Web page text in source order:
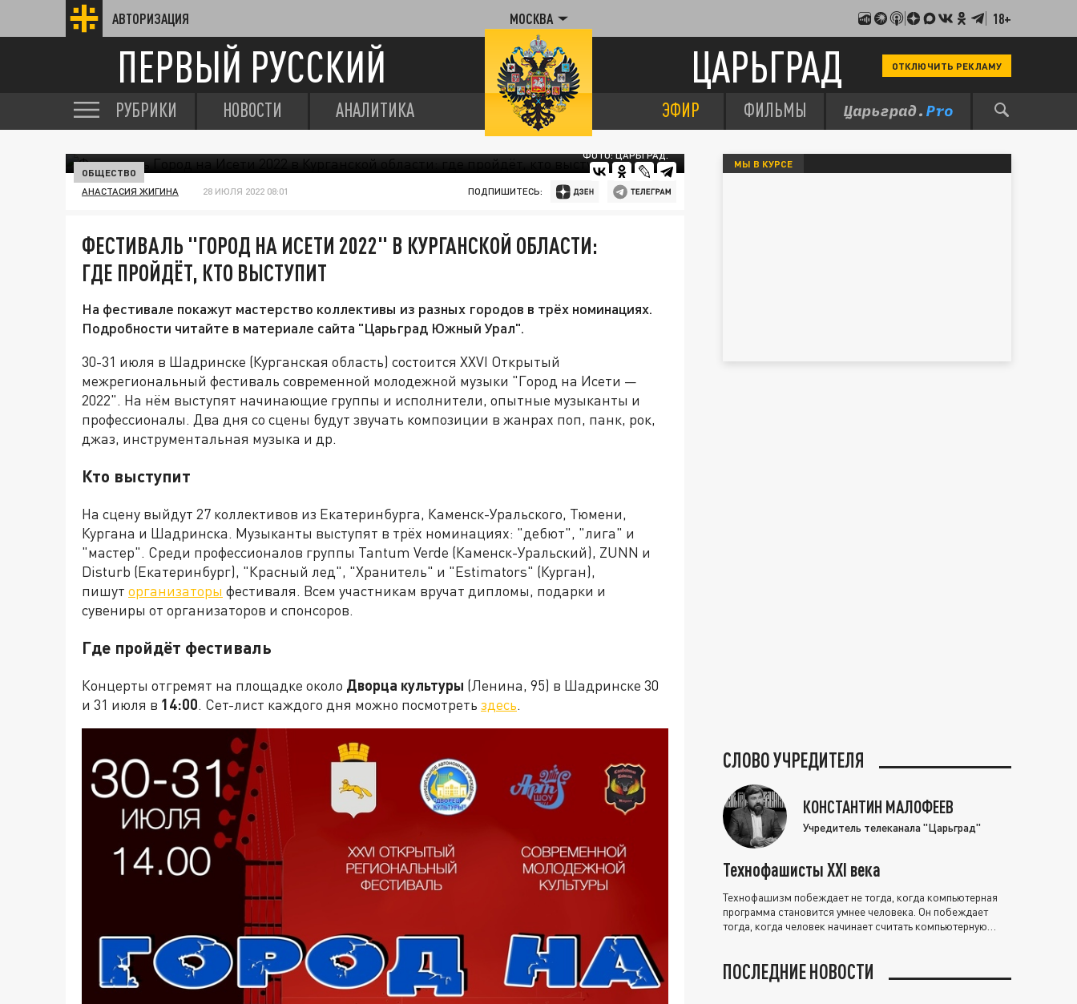
АВТОРИЗАЦИЯ МОСКВА 18+
ПЕРВЫЙ РУССКИЙ ЦАРЬГРАД ОТКЛЮЧИТЬ РЕКЛАМУ
РУБРИКИ НОВОСТИ АНАЛИТИКА ЭФИР ФИЛЬМЫ
ФОТО: ЦАРЬГРАД.
ОБЩЕСТВО
АНАСТАСИЯ ЖИГИНА 28 ИЮЛЯ 2022 08:01 ПОДПИШИТЕСЬ:
ФЕСТИВАЛЬ "ГОРОД НА ИСЕТИ 2022" В КУРГАНСКОЙ ОБЛАСТИ:
ГДЕ ПРОЙДЁТ, КТО ВЫСТУПИТ
На фестивале покажут мастерство коллективы из разных городов в трёх номинациях.
Подробности читайте в материале сайта "Царьград Южный Урал".
30-31 июля в Шадринске (Курганская область) состоится XXVI Открытый
межрегиональный фестиваль современной молодежной музыки "Город на Исети —
2022". На нём выступят начинающие группы и исполнители, опытные музыканты и
профессионалы. Два дня со сцены будут звучать композиции в жанрах поп, панк, рок,
джаз, инструментальная музыка и др.
Кто выступит
На сцену выйдут 27 коллективов из Екатеринбурга, Каменск-Уральского, Тюмени,
Кургана и Шадринска. Музыканты выступят в трёх номинациях: "дебют", "лига" и
"мастер". Среди профессионалов группы Tantum Verde (Каменск-Уральский), ZUNN и
Disturb (Екатеринбург), "Красный лед", "Хранитель" и "Estimators" (Курган),
пишут организаторы фестиваля. Всем участникам вручат дипломы, подарки и
сувениры от организаторов и спонсоров.
Где пройдёт фестиваль
Концерты отгремят на площадке около Дворца культуры (Ленина, 95) в Шадринске 30
и 31 июля в 14:00. Сет-лист каждого дня можно посмотреть здесь.
МЫ В КУРСЕ
СЛОВО УЧРЕДИТЕЛЯ
КОНСТАНТИН МАЛОФЕЕВ
Учредитель телеканала "Царьград"
Технофашисты XXI века
Технофашизм побеждает не тогда, когда компьютерная
программа становится умнее человека. Он побеждает
тогда, когда человек начинает считать компьютерную
ПОСЛЕДНИЕ НОВОСТИ